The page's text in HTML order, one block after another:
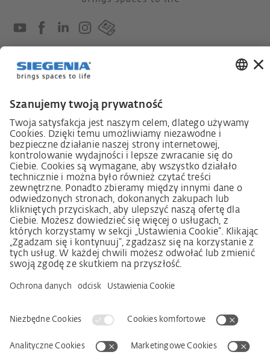
Ustawa o nadzorze nad łańcuchami dostaw
Kodeks postępowania dostawcy
Informacja dotycząca ustawy o należytej staranności
w łańcuchu dostaw (niem. LkSG)
Deklaracja zasad strategii w zakresie praw człowieka
Procedura składania skarg zgodnie z §§ 8, 9 ustawy o
należytej staranności w łańcuchu dostaw (niem. LkSG)
Imprint
OWS
Oświadczenie o ochronie danych osobowych
Informacja o realizowanej strategii podatkowej
Deklaracja dostępności
Kontakt